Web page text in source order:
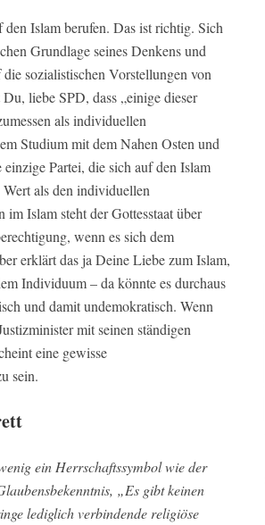
Islam berufen. Das ist richtig. Sich
Grundlage seines Denkens und
sozialistischen Vorstellungen von
liebe SPD, dass „einige dieser
als individuellen
Studium mit dem Nahen Osten und
Partei, die sich auf den Islam
als den individuellen
Islam steht der Gottesstaat über
wenn es sich dem
erklärt das ja Deine Liebe zum Islam,
Individuum – da könnte es durchaus
und damit undemokratisch. Wenn
mit seinen ständigen
eine gewisse
sein.
ein Herrschaftssymbol wie der
„Es gibt keinen
lediglich verbindende religiöse